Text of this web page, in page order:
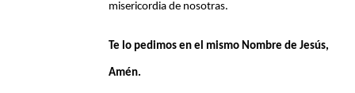
misericordia de nosotras.
Te lo pedimos en el mismo Nombre de Jesús,
Amén.